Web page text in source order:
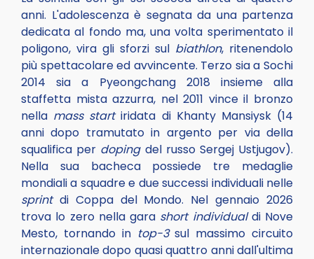
anni. L'adolescenza è segnata da una partenza
dedicata al fondo ma, una volta sperimentato il
poligono, vira gli sforzi sul biathlon, ritenendolo
più spettacolare ed avvincente. Terzo sia a Sochi
2014 sia a Pyeongchang 2018 insieme alla
staffetta mista azzurra, nel 2011 vince il bronzo
nella mass startiridata di Khanty Mansiysk (14
anni dopo tramutato in argento per via della
squalifica per dopingdel russo Sergej Ustjugov).
Nella sua bacheca possiede tre medaglie
mondiali a squadre e due successi individuali nelle
sprintdi Coppa del Mondo. Nel gennaio 2026
trova lo zero nella gara short individualdi Nove
Mesto, tornando in top-3sul massimo circuito
internazionale dopo quasi quattro anni dall'ultima